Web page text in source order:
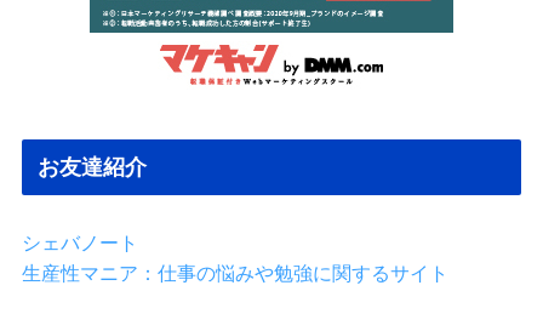
お友達紹介
シェバノート
生産性マニア：仕事の悩みや勉強に関するサイト